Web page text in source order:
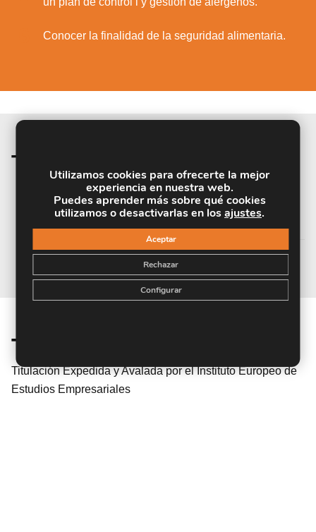
Conocer la finalidad de la seguridad alimentaria.
Temario de la materia
MÓDULO 1. GESTIÓN DE ALÉRGENOS
EN LA DISTRIBUCIÓN ALIMENTARIA
Titulación
Titulación Expedida y Avalada por el Instituto Europeo de
Estudios Empresariales
Utilizamos cookies para ofrecerte la mejor
experiencia en nuestra web.
Puedes aprender más sobre qué cookies
utilizamos o desactivarlas en losajustes.
Aceptar
Rechazar
Configurar